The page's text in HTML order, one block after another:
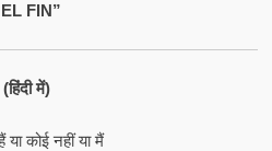
FIN”
(हिंदी में)
कोई नहीं या मैं